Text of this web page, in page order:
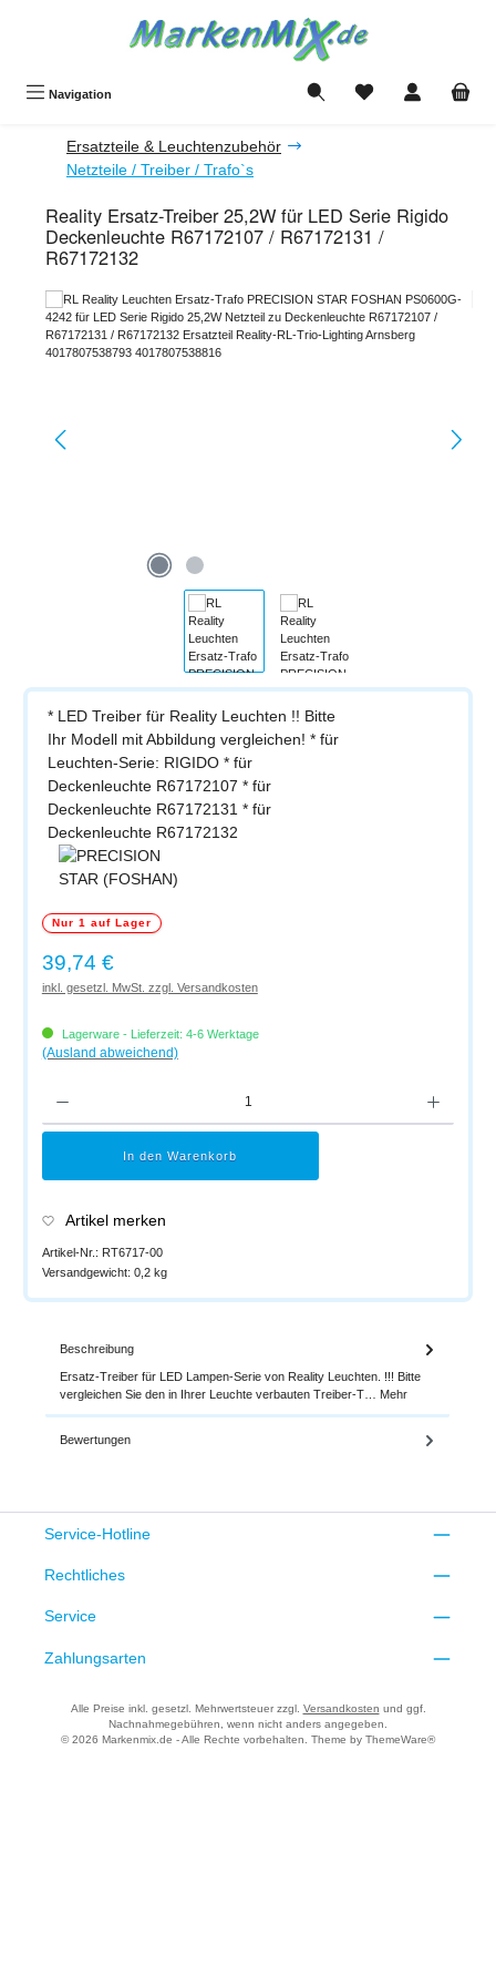
Navigation Du hast 0 Produkte
Ersatzteile & Leuchtenzubehör
Netzteile / Treiber / Trafo`s
Reality Ersatz-Treiber 25,2W für LED Serie Rigido
Deckenleuchte R67172107 / R67172131 /
R67172132
Bildergalerie überspringen
* LED Treiber für Reality Leuchten !! Bitte
Ihr Modell mit Abbildung vergleichen! * für
Leuchten-Serie: RIGIDO * für
Deckenleuchte R67172107 * für
Deckenleuchte R67172131 * für
Deckenleuchte R67172132
Nur 1 auf Lager
Regulärer Preis:
39,74 €
inkl. gesetzl. MwSt. zzgl. Versandkosten
Lagerware - Lieferzeit: 4-6 Werktage
(Ausland abweichend)
In den Warenkorb
Artikel merken
Artikel-Nr.: RT6717-00
Versandgewicht: 0,2 kg
Beschreibung
Ersatz-Treiber für LED Lampen-Serie von Reality Leuchten. !!! Bitte
vergleichen Sie den in Ihrer Leuchte verbauten Treiber-T… Mehr
Bewertungen
Service-Hotline
Rechtliches
Service
Zahlungsarten
Alle Preise inkl. gesetzl. Mehrwertsteuer zzgl. Versandkosten und ggf.
Nachnahmegebühren, wenn nicht anders angegeben.
© 2026 Markenmix.de - Alle Rechte vorbehalten. Theme by ThemeWare®